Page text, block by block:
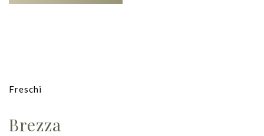
Freschi
Brezza